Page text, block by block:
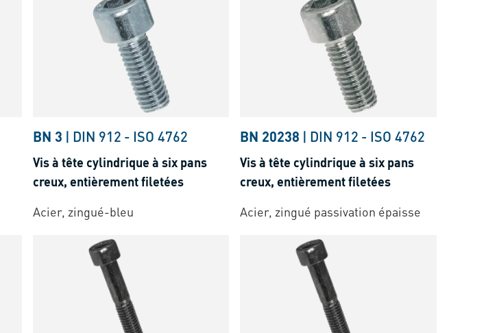
BN 3 | DIN 912 - ISO 4762
Vis à tête cylindrique à six pans
creux, entièrement filetées
Acier, zingué-bleu
BN 20238 | DIN 912 - ISO 4762
Vis à tête cylindrique à six pans
creux, entièrement filetées
Acier, zingué passivation épaisse